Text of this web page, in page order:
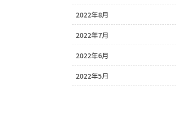
2022年8月
2022年7月
2022年6月
2022年5月